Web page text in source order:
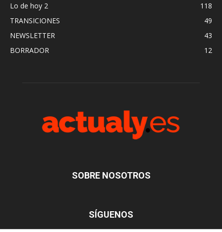
Lo de hoy 2
118
TRANSICIONES
49
NEWSLETTER
43
BORRADOR
12
SOBRE NOSOTROS
SÍGUENOS